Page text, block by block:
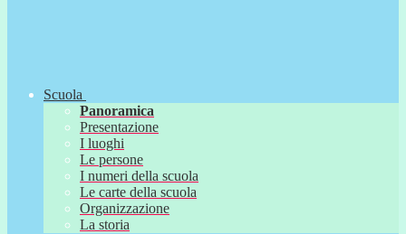
Scuola
Panoramica
Presentazione
I luoghi
Le persone
I numeri della scuola
Le carte della scuola
Organizzazione
La storia